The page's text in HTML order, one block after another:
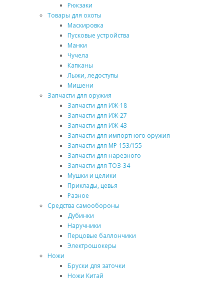
Рюкзаки
Товары для охоты
Маскировка
Пусковые устройства
Манки
Чучела
Капканы
Лыжи, ледоступы
Мишени
Запчасти для оружия
Запчасти для ИЖ-18
Запчасти для ИЖ-27
Запчасти для ИЖ-43
Запчасти для импортного оружия
Запчасти для МР-153/155
Запчасти для нарезного
Запчасти для ТОЗ-34
Мушки и целики
Приклады, цевья
Разное
Средства самообороны
Дубинки
Наручники
Перцовые баллончики
Электрошокеры
Ножи
Бруски для заточки
Ножи Китай